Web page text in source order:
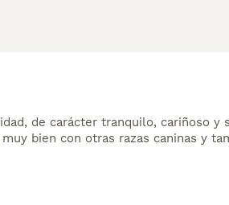
de carácter tranquilo, cariñoso y
bien con otras razas caninas y